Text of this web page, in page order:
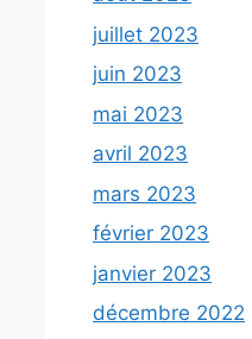
juillet 2023
juin 2023
mai 2023
avril 2023
mars 2023
février 2023
janvier 2023
décembre 2022